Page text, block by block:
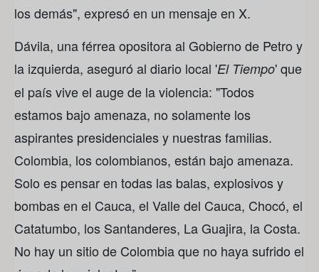
los demás", expresó en un mensaje en X.
Dávila, una férrea opositora al Gobierno de Petro y
la izquierda, aseguró al diario local 'El Tiempo' que
el país vive el auge de la violencia: "Todos
estamos bajo amenaza, no solamente los
aspirantes presidenciales y nuestras familias.
Colombia, los colombianos, están bajo amenaza.
Solo es pensar en todas las balas, explosivos y
bombas en el Cauca, el Valle del Cauca, Chocó, el
Catatumbo, los Santanderes, La Guajira, la Costa.
No hay un sitio de Colombia que no haya sufrido el